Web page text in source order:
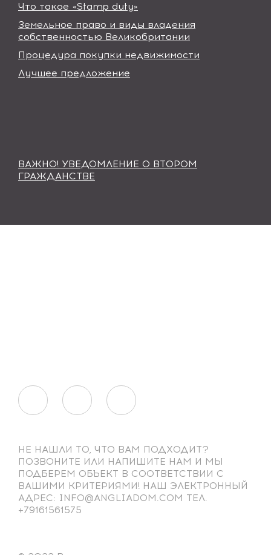
Что такое «Stamp duty»
Земельное право и виды владения
собственностью Великобритании
Процедура покупки недвижимости
Лучшее предложение
ВАЖНО! УВЕДОМЛЕНИЕ О ВТОРОМ
ГРАЖДАНСТВЕ
НЕ НАШЛИ ТО, ЧТО ВАМ ПОДХОДИТ?
ПОЗВОНИТЕ ИЛИ НАПИШИТЕ НАМ И МЫ
ПОДБЕРЕМ ОБЪЕКТ В СООТВЕТСТВИИ С
ВАШИМИ КРИТЕРИЯМИ! НАШ ЭЛЕКТРОННЫЙ
АДРЕС: INFO@ANGLIADOM.COM ТЕЛ.
+79161561575